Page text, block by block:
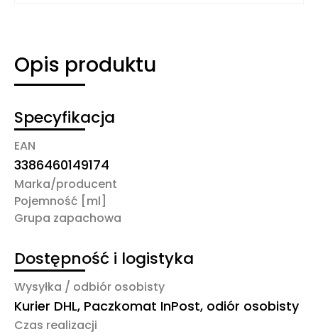
Opis produktu
Specyfikacja
EAN
3386460149174
Marka/producent
Pojemność [ml]
Grupa zapachowa
Dostępność i logistyka
Wysyłka / odbiór osobisty
Kurier DHL, Paczkomat InPost, odiór osobisty
Czas realizacji